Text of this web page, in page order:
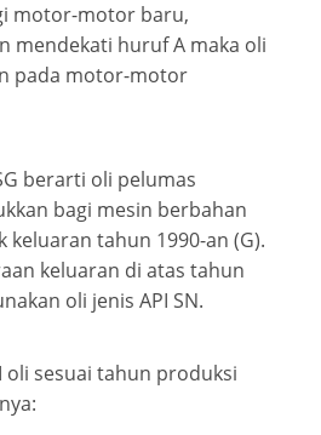
motor-motor baru,
mendekati huruf A maka oli
pada motor-motor
berarti oli pelumas
bagi mesin berbahan
keluaran tahun 1990-an (G).
keluaran di atas tahun
oli jenis API SN.
oli sesuai tahun produksi